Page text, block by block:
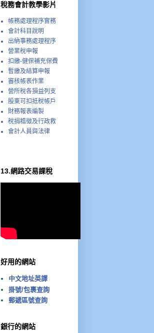
稅務會計教學影片
帳務處理程序實務
會計科目說明
出納事務處理程序
營業稅申報
扣繳-健保補充保費
暫繳及結算申報
審核帳表作業
營所稅各損益列支
股東可扣抵稅帳戶
財務報表編製
稅捐稽徵及行政救
會計人員與法律
13.網路交易課稅
好用的網站
中文地址英譯
掛號/包裹查詢
郵遞區號查詢
銀行的網站